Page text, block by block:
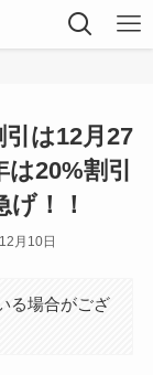
は12月27
20%割引
！！
月10日
る場合がござ